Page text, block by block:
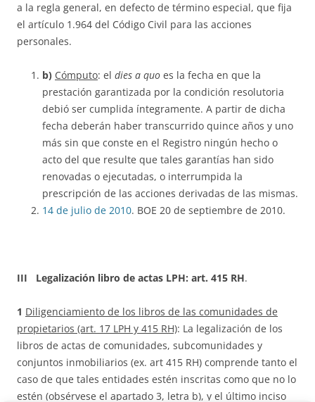
a la regla general, en defecto de término especial, que fija
el artículo 1.964 del Código Civil para las acciones
personales.
b) Cómputo: el dies a quo es la fecha en que la
prestación garantizada por la condición resolutoria
debió ser cumplida íntegramente. A partir de dicha
fecha deberán haber transcurrido quince años y uno
más sin que conste en el Registro ningún hecho o
acto del que resulte que tales garantías han sido
renovadas o ejecutadas, o interrumpida la
prescripción de las acciones derivadas de las mismas.
14 de julio de 2010. BOE 20 de septiembre de 2010.
III Legalización libro de actas LPH: art. 415 RH.
1 Diligenciamiento de los libros de las comunidades de
propietarios (art. 17 LPH y 415 RH): La legalización de los
libros de actas de comunidades, subcomunidades y
conjuntos inmobiliarios (ex. art 415 RH) comprende tanto el
caso de que tales entidades estén inscritas como que no lo
estén (obsérvese el apartado 3, letra b), y el último inciso